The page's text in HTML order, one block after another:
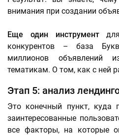
внимания при создании
Еще один инструментдля
конкурентов – база
миллионов объявлений
тематикам. О том, как с ней
Этап 5: анализ
Это конечный пункт, куда
заинтересованные
все факторы, на которые